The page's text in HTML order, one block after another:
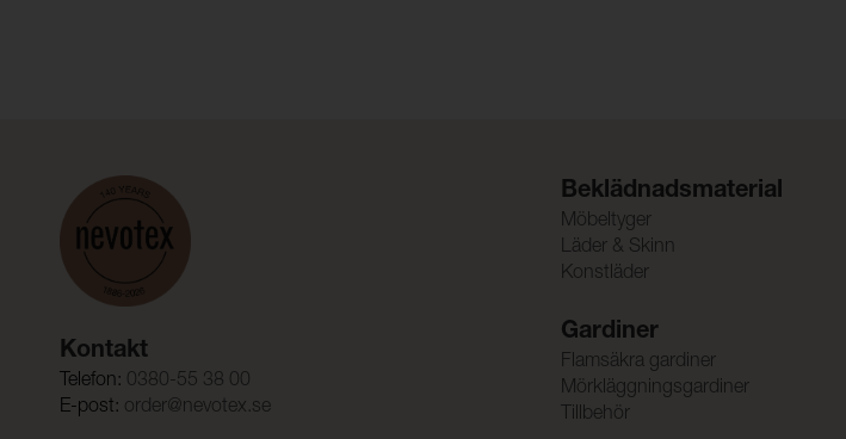
Kontakt
Telefon: 0380-55 38 00
E-post: order@nevotex.se
Beklädnadsmaterial
Möbeltyger
Läder & Skinn
Konstläder
Gardiner
Flamsäkra gardiner
Mörkläggningsgardiner
Tillbehör